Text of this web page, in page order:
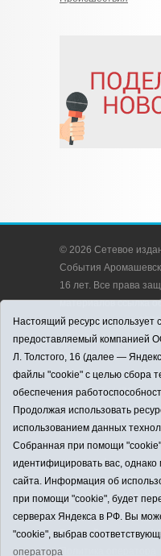
© 2026 Сетевое
События
16 лет. Все права
материалов ссылка
Адрес редакции:
область,
Кирова, д. 13.
Адрес электронной
strudu72@obl72.ru
Телефон редакции: 8
Регистрационный
выдано Федеральной
связи,
коммуникаций
Учредитель: АНО
центр «Слава труду».
Главный редактор:
Политика оператора
Настоящий ресурс использует
предоставляемый компанией
Л. Толстого, 16 (далее —
файлы "cookie" с целью сбора
обеспечения
Продолжая использовать
использованием данных
Собранная при помощи
идентифицировать вас,
сайта. Информация об
при помощи "cookie", будет
серверах Яндекса в РФ. Вы
"cookie", выбрав
оператора